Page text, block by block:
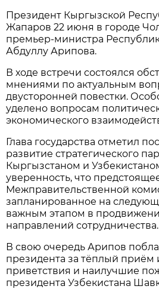
Президент Кыргызской
Жапаров 22 июня в городе
премьер-министра
Абдуллу Арипова.
В ходе встречи состоялся
мнениями по актуальным
двусторонней повестки.
уделено вопросам
экономического
Глава государства отметил
развитие стратегического
Кыргызстаном и
уверенность, что
Межправительственной
запланированное на
важным этапом в
направлений сотрудничества.
В свою очередь Арипов
президента за тёплый приём
приветствия и наилучшие
президента Узбекистана